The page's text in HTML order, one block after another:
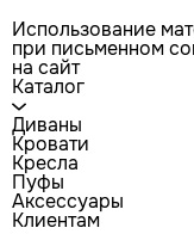
Использование
при письменном
на сайт
Каталог
Диваны
Кровати
Кресла
Пуфы
Аксессуары
Клиентам